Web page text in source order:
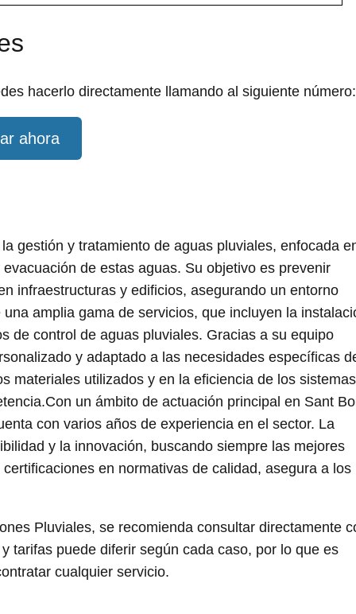
hacerlo directamente llamando al siguiente número:
ahora
gestión y tratamiento de aguas pluviales, enfocada
de estas aguas. Su objetivo es prevenir
infraestructuras y edificios, asegurando un entorno
amplia gama de servicios, que incluyen la
de control de aguas pluviales. Gracias a su equipo
y adaptado a las necesidades específicas
materiales utilizados y en la eficiencia de los sistemas
un ámbito de actuación principal en Sant
con varios años de experiencia en el sector. La
y la innovación, buscando siempre las mejores
en normativas de calidad, asegura a los
Pluviales, se recomienda consultar directamente
tarifas puede diferir según cada caso, por lo que es
cualquier servicio.